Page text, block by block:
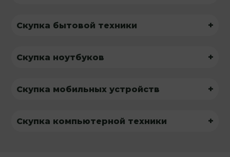
Скупка бытовой техники +
Скупка ноутбуков +
Скупка мобильных устройств +
Скупка компьютерной техники +